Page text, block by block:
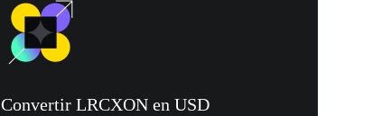
Convertir LRCXON en USD